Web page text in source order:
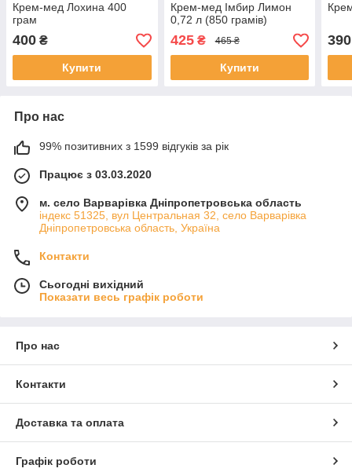
Крем-мед Лохина 400
грам
400 ₴
Купити
Крем-мед Імбир Лимон
0,72 л (850 грамів)
425₴ 465 ₴
Купити
390
Про нас
99% позитивних з 1599 відгуків за рік
Працює з 03.03.2020
м. село Варварівка Дніпропетровська область
індекс 51325, вул Центральная 32, село Варварівка
Дніпропетровська область, Україна
Контакти
Сьогодні вихідний
Показати весь графік роботи
Про нас
Контакти
Доставка та оплата
Графік роботи